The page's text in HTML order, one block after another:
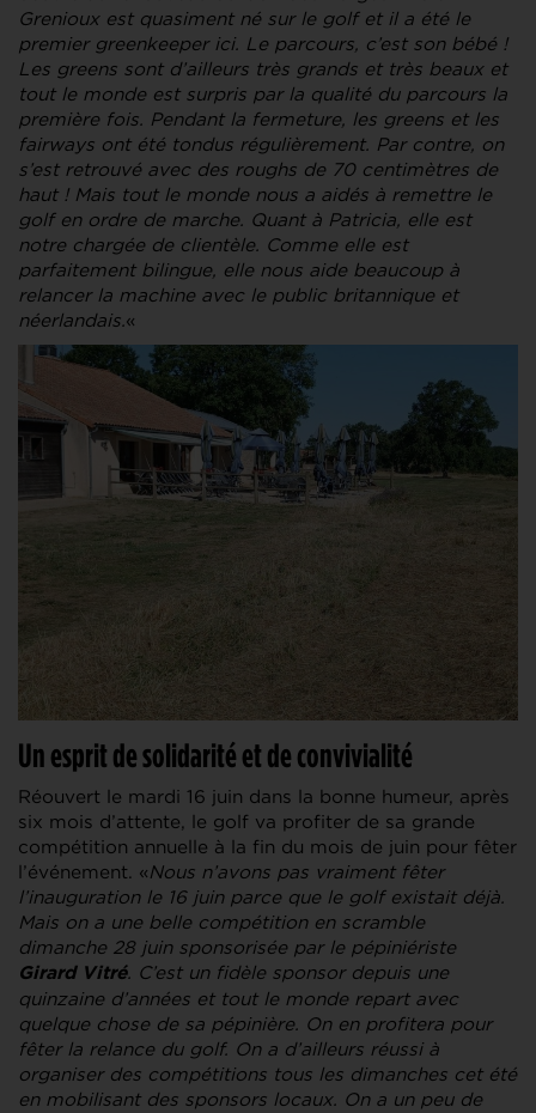
Grenioux est quasiment né sur le golf et il a été le
premier greenkeeper ici. Le parcours, c’est son bébé !
Les greens sont d’ailleurs très grands et très beaux et
tout le monde est surpris par la qualité du parcours la
première fois. Pendant la fermeture, les greens et les
fairways ont été tondus régulièrement. Par contre, on
s’est retrouvé avec des roughs de 70 centimètres de
haut ! Mais tout le monde nous a aidés à remettre le
golf en ordre de marche. Quant à Patricia, elle est
notre chargée de clientèle. Comme elle est
parfaitement bilingue, elle nous aide beaucoup à
relancer la machine avec le public britannique et
néerlandais.«
Un esprit de solidarité et de convivialité
Réouvert le mardi 16 juin dans la bonne humeur, après
six mois d’attente, le golf va profiter de sa grande
compétition annuelle à la fin du mois de juin pour fêter
l’événement. «Nous n’avons pas vraiment fêter
l’inauguration le 16 juin parce que le golf existait déjà.
Mais on a une belle compétition en scramble
dimanche 28 juin sponsorisée par le pépiniériste
Girard Vitré. C’est un fidèle sponsor depuis une
quinzaine d’années et tout le monde repart avec
quelque chose de sa pépinière. On en profitera pour
fêter la relance du golf. On a d’ailleurs réussi à
organiser des compétitions tous les dimanches cet été
en mobilisant des sponsors locaux. On a un peu de